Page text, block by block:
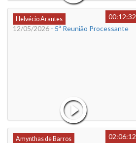
Helvécio Arantes
00:12:32
12/05/2026 - 5ª Reunião Processante
Amynthas de Barros
02:06:12